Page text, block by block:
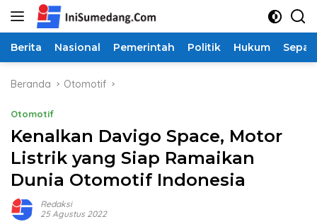
Langsung
Berita Nasional Pemerintah Politik Hukum
Beranda Otomotif
Otomotif
Kenalkan Davigo Space, Motor
Listrik yang Siap Ramaikan
Dunia Otomotif Indonesia
Redaksi
25 Agustus 2022